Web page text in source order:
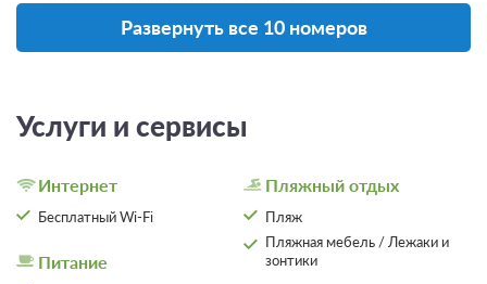
При отмене оплата не возвращается
7 600
Развернуть все 10 номеров
Услуги и сервисы
Интернет
Бесплатный Wi-Fi
Питание
Пляжный отдых
Пляж
Пляжная мебель / Лежаки и
зонтики